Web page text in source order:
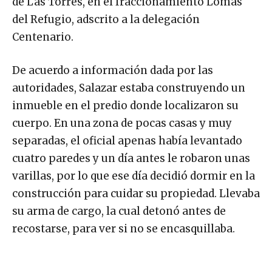
del Refugio, adscrito a la delegación
Centenario.
De acuerdo a información dada por las
autoridades, Salazar estaba construyendo un
inmueble en el predio donde localizaron su
cuerpo. En una zona de pocas casas y muy
separadas, el oficial apenas había levantado
cuatro paredes y un día antes le robaron unas
varillas, por lo que ese día decidió dormir en la
construcción para cuidar su propiedad. Llevaba
su arma de cargo, la cual detonó antes de
recostarse, para ver si no se encasquillaba.